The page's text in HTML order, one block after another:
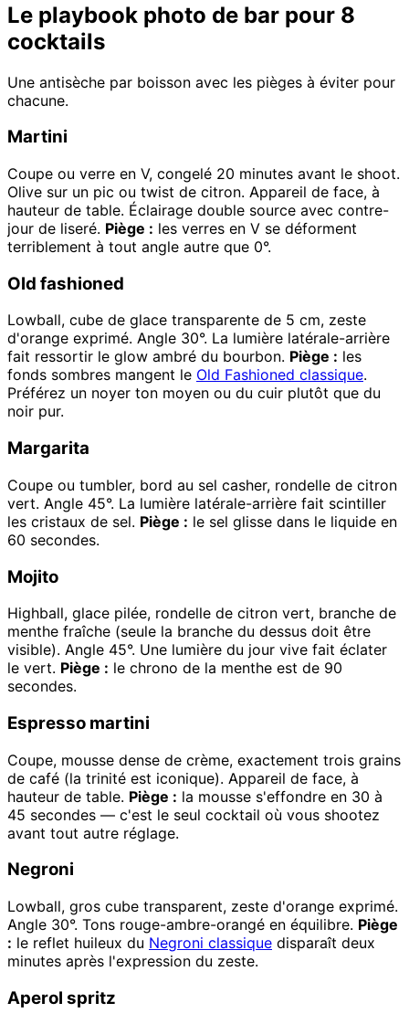
Le playbook photo de bar pour 8
cocktails
Une antisèche par boisson avec les pièges à éviter pour
chacune.
Martini
Coupe ou verre en V, congelé 20 minutes avant le shoot.
Olive sur un pic ou twist de citron. Appareil de face, à
hauteur de table. Éclairage double source avec contre-
jour de liseré. Piège : les verres en V se déforment
terriblement à tout angle autre que 0°.
Old fashioned
Lowball, cube de glace transparente de 5 cm, zeste
d'orange exprimé. Angle 30°. La lumière latérale-arrière
fait ressortir le glow ambré du bourbon. Piège : les
fonds sombres mangent le Old Fashioned classique.
Préférez un noyer ton moyen ou du cuir plutôt que du
noir pur.
Margarita
Coupe ou tumbler, bord au sel casher, rondelle de citron
vert. Angle 45°. La lumière latérale-arrière fait scintiller
les cristaux de sel. Piège : le sel glisse dans le liquide en
60 secondes.
Mojito
Highball, glace pilée, rondelle de citron vert, branche de
menthe fraîche (seule la branche du dessus doit être
visible). Angle 45°. Une lumière du jour vive fait éclater
le vert. Piège : le chrono de la menthe est de 90
secondes.
Espresso martini
Coupe, mousse dense de crème, exactement trois grains
de café (la trinité est iconique). Appareil de face, à
hauteur de table. Piège : la mousse s'effondre en 30 à
45 secondes — c'est le seul cocktail où vous shootez
avant tout autre réglage.
Negroni
Lowball, gros cube transparent, zeste d'orange exprimé.
Angle 30°. Tons rouge-ambre-orangé en équilibre. Piège
: le reflet huileux du Negroni classique disparaît deux
minutes après l'expression du zeste.
Aperol spritz